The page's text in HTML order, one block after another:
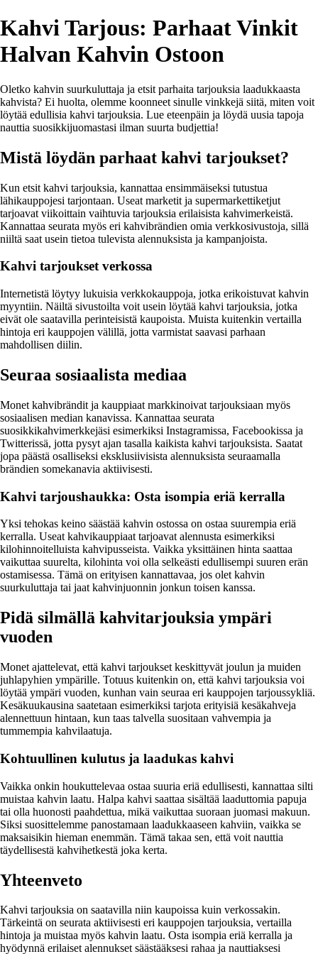
Kahvi Tarjous: Parhaat Vinkit
Halvan Kahvin Ostoon
Oletko kahvin suurkuluttaja ja etsit parhaita tarjouksia laadukkaasta
kahvista? Ei huolta, olemme koonneet sinulle vinkkejä siitä, miten voit
löytää edullisia kahvi tarjouksia. Lue eteenpäin ja löydä uusia tapoja
nauttia suosikkijuomastasi ilman suurta budjettia!
Mistä löydän parhaat kahvi tarjoukset?
Kun etsit kahvi tarjouksia, kannattaa ensimmäiseksi tutustua
lähikauppojesi tarjontaan. Useat marketit ja supermarkettiketjut
tarjoavat viikoittain vaihtuvia tarjouksia erilaisista kahvimerkeistä.
Kannattaa seurata myös eri kahvibrändien omia verkkosivustoja, sillä
niiltä saat usein tietoa tulevista alennuksista ja kampanjoista.
Kahvi tarjoukset verkossa
Internetistä löytyy lukuisia verkkokauppoja, jotka erikoistuvat kahvin
myyntiin. Näiltä sivustoilta voit usein löytää kahvi tarjouksia, jotka
eivät ole saatavilla perinteisistä kaupoista. Muista kuitenkin vertailla
hintoja eri kauppojen välillä, jotta varmistat saavasi parhaan
mahdollisen diilin.
Seuraa sosiaalista mediaa
Monet kahvibrändit ja kauppiaat markkinoivat tarjouksiaan myös
sosiaalisen median kanavissa. Kannattaa seurata
suosikkikahvimerkkejäsi esimerkiksi Instagramissa, Facebookissa ja
Twitterissä, jotta pysyt ajan tasalla kaikista kahvi tarjouksista. Saatat
jopa päästä osalliseksi eksklusiivisista alennuksista seuraamalla
brändien somekanavia aktiivisesti.
Kahvi tarjoushaukka: Osta isompia eriä kerralla
Yksi tehokas keino säästää kahvin ostossa on ostaa suurempia eriä
kerralla. Useat kahvikauppiaat tarjoavat alennusta esimerkiksi
kilohinnoitelluista kahvipusseista. Vaikka yksittäinen hinta saattaa
vaikuttaa suurelta, kilohinta voi olla selkeästi edullisempi suuren erän
ostamisessa. Tämä on erityisen kannattavaa, jos olet kahvin
suurkuluttaja tai jaat kahvinjuonnin jonkun toisen kanssa.
Pidä silmällä kahvitarjouksia ympäri
vuoden
Monet ajattelevat, että kahvi tarjoukset keskittyvät joulun ja muiden
juhlapyhien ympärille. Totuus kuitenkin on, että kahvi tarjouksia voi
löytää ympäri vuoden, kunhan vain seuraa eri kauppojen tarjoussykliä.
Kesäkuukausina saatetaan esimerkiksi tarjota erityisiä kesäkahveja
alennettuun hintaan, kun taas talvella suositaan vahvempia ja
tummempia kahvilaatuja.
Kohtuullinen kulutus ja laadukas kahvi
Vaikka onkin houkuttelevaa ostaa suuria eriä edullisesti, kannattaa silti
muistaa kahvin laatu. Halpa kahvi saattaa sisältää laaduttomia papuja
tai olla huonosti paahdettua, mikä vaikuttaa suoraan juomasi makuun.
Siksi suosittelemme panostamaan laadukkaaseen kahviin, vaikka se
maksaisikin hieman enemmän. Tämä takaa sen, että voit nauttia
täydellisestä kahvihetkestä joka kerta.
Yhteenveto
Kahvi tarjouksia on saatavilla niin kaupoissa kuin verkossakin.
Tärkeintä on seurata aktiivisesti eri kauppojen tarjouksia, vertailla
hintoja ja muistaa myös kahvin laatu. Osta isompia eriä kerralla ja
hyödynnä erilaiset alennukset säästääksesi rahaa ja nauttiaksesi